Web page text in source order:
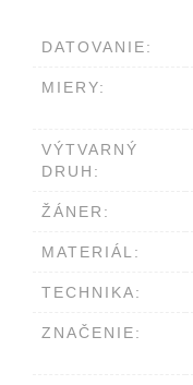
DATOVANIE:
MIERY:
VÝTVARNÝ
DRUH:
ŽÁNER:
MATERIÁL:
TECHNIKA:
ZNAČENIE: